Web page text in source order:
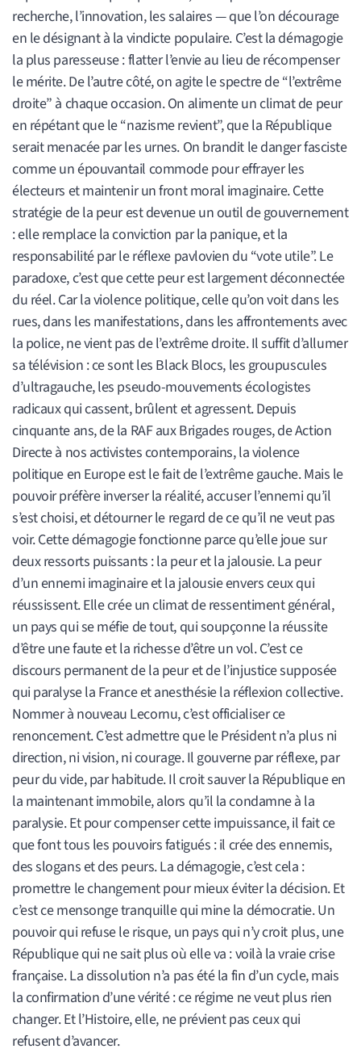
recherche, l’innovation, les salaires — que l’on décourage
en le désignant à la vindicte populaire. C’est la démagogie
la plus paresseuse : flatter l’envie au lieu de récompenser
le mérite. De l’autre côté, on agite le spectre de “l’extrême
droite” à chaque occasion. On alimente un climat de peur
en répétant que le “nazisme revient”, que la République
serait menacée par les urnes. On brandit le danger fasciste
comme un épouvantail commode pour effrayer les
électeurs et maintenir un front moral imaginaire. Cette
stratégie de la peur est devenue un outil de gouvernement
: elle remplace la conviction par la panique, et la
responsabilité par le réflexe pavlovien du “vote utile”. Le
paradoxe, c’est que cette peur est largement déconnectée
du réel. Car la violence politique, celle qu’on voit dans les
rues, dans les manifestations, dans les affrontements avec
la police, ne vient pas de l’extrême droite. Il suffit d’allumer
sa télévision : ce sont les Black Blocs, les groupuscules
d’ultragauche, les pseudo-mouvements écologistes
radicaux qui cassent, brûlent et agressent. Depuis
cinquante ans, de la RAF aux Brigades rouges, de Action
Directe à nos activistes contemporains, la violence
politique en Europe est le fait de l’extrême gauche. Mais le
pouvoir préfère inverser la réalité, accuser l’ennemi qu’il
s’est choisi, et détourner le regard de ce qu’il ne veut pas
voir. Cette démagogie fonctionne parce qu’elle joue sur
deux ressorts puissants : la peur et la jalousie. La peur
d’un ennemi imaginaire et la jalousie envers ceux qui
réussissent. Elle crée un climat de ressentiment général,
un pays qui se méfie de tout, qui soupçonne la réussite
d’être une faute et la richesse d’être un vol. C’est ce
discours permanent de la peur et de l’injustice supposée
qui paralyse la France et anesthésie la réflexion collective.
Nommer à nouveau Lecornu, c’est officialiser ce
renoncement. C’est admettre que le Président n’a plus ni
direction, ni vision, ni courage. Il gouverne par réflexe, par
peur du vide, par habitude. Il croit sauver la République en
la maintenant immobile, alors qu’il la condamne à la
paralysie. Et pour compenser cette impuissance, il fait ce
que font tous les pouvoirs fatigués : il crée des ennemis,
des slogans et des peurs. La démagogie, c’est cela :
promettre le changement pour mieux éviter la décision. Et
c’est ce mensonge tranquille qui mine la démocratie. Un
pouvoir qui refuse le risque, un pays qui n’y croit plus, une
République qui ne sait plus où elle va : voilà la vraie crise
française. La dissolution n’a pas été la fin d’un cycle, mais
la confirmation d’une vérité : ce régime ne veut plus rien
changer. Et l’Histoire, elle, ne prévient pas ceux qui
refusent d’avancer.